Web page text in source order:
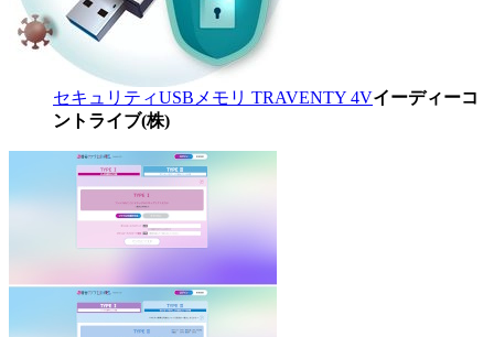
セキュリティUSBメモリ TRAVENTY 4Vイーディーコ
ントライブ(株)